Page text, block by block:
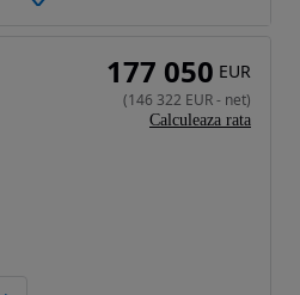
177 050 EUR
(146 322 EUR- net)
Calculeaza rata